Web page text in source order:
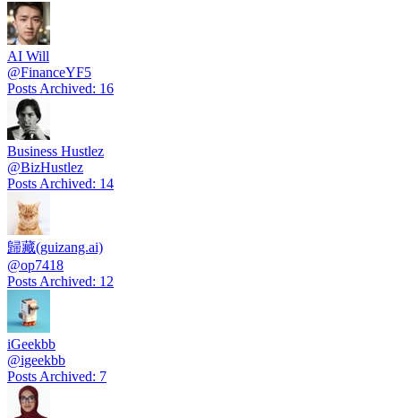
AI Will
@FinanceYF5
Posts Archived: 16
Business Hustlez
@BizHustlez
Posts Archived: 14
歸藏(guizang.ai)
@op7418
Posts Archived: 12
iGeekbb
@igeekbb
Posts Archived: 7